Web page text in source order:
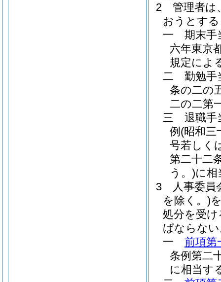
2
管理者は
おうとす
一
期末手
六年東京
規定によ
二
勤勉手
条の二の
二の二第
三
退職手
例 (昭和三
号若しく
第二十二
う。)に相
3
人事委員
を除く。)
処分を受
ばならな
一
前項第
条例第二
に相当す